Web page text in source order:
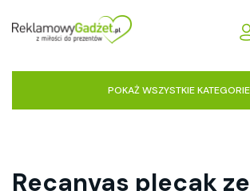
POKAŻ WSZYSTKIE KATEGORIE
Recanvas plecak ze